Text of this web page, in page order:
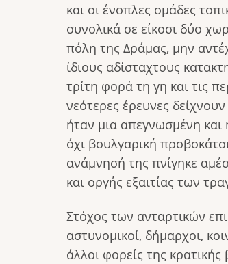
και οι ένοπλες ομάδες
συνολικά σε είκοσι δύο
πόλη της Δράμας, μην
ίδιους αδίσταχτους
τρίτη φορά τη γη και τις
νεότερες έρευνες
ήταν μια απεγνωσμένη και
όχι βουλγαρική
ανάμνησή της πνίγηκε
και οργής εξαιτίας των
Στόχος των ανταρτικών
αστυνομικοί, δήμαρχοι,
άλλοι φορείς της